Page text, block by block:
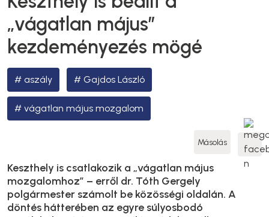
„vágatlan május”
kezdeményezés mögé
aszály Gajdos László
vágatlan május mozgalom
Másolás
Keszthely is csatlakozik a „vágatlan május
mozgalomhoz” – erről dr. Tóth Gergely
polgármester számolt be közösségi oldalán. A
döntés hátterében az egyre súlyosbodó